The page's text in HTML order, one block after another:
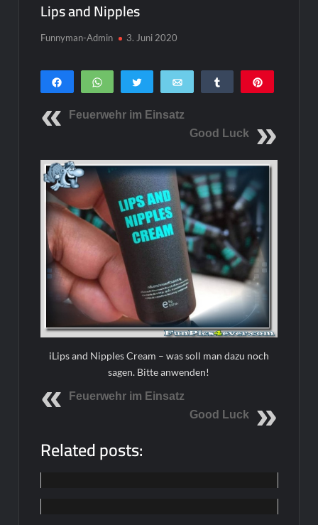
Lips and Nipples
Funnyman-Admin 3. Juni 2020
Teilen WhatsApp Twittern E-Mail Teilen
SHARES
Feuerwehr im Einsatz
Good Luck
iLips and Nipples Cream – was soll man dazu noch
sagen. Bitte anwenden!
Feuerwehr im Einsatz
Good Luck
Related posts: